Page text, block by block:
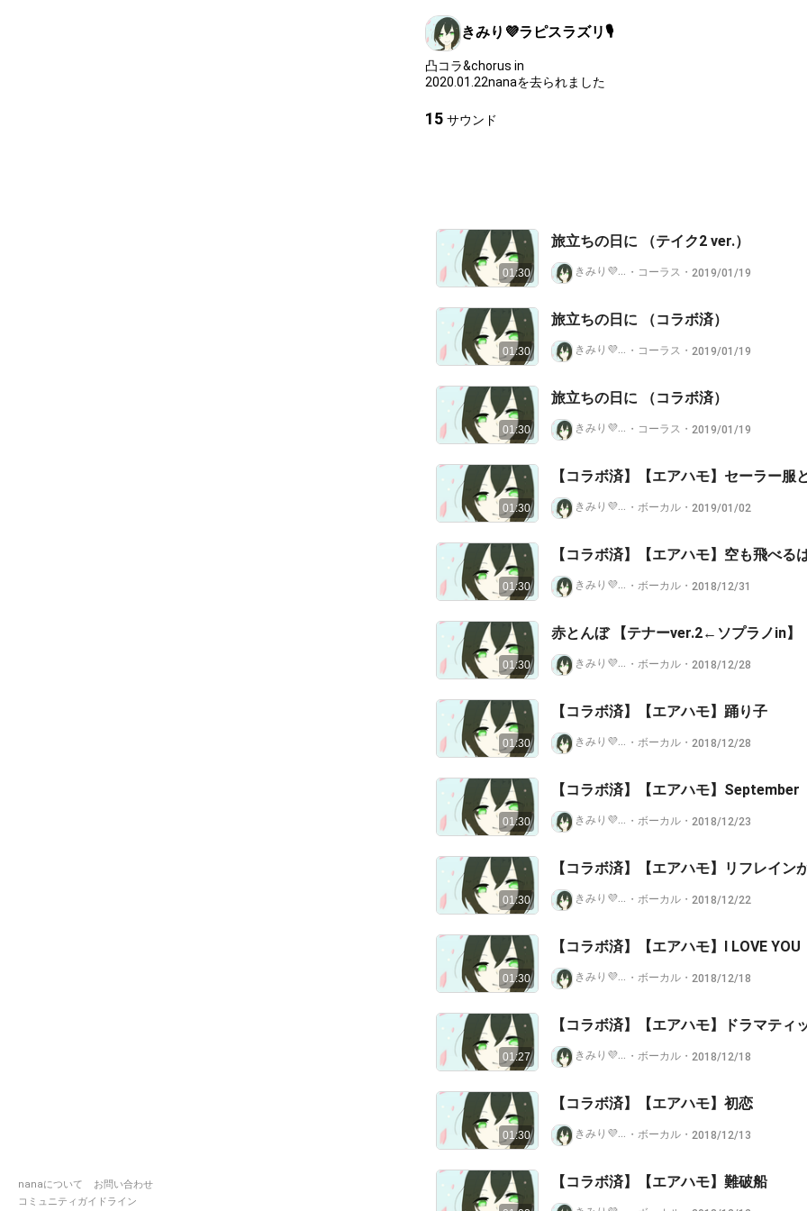
nanaについて
お問い合わせ
コミュニティガイドライン
きみり💜ラピスラズリ🎙️
凸コラ&chorus in
2020.01.22nanaを去られました
15 サウンド
01:30
旅立ちの日に （テイク2 ver.）
きみり💜ラピスラズリ🎙️
・ コーラス ・ 2019/01/19
01:30
旅立ちの日に （コラボ済）
きみり💜ラピスラズリ🎙️
・ コーラス ・ 2019/01/19
01:30
旅立ちの日に （コラボ済）
きみり💜ラピスラズリ🎙️
・ コーラス ・ 2019/01/19
01:30
【コラボ済】【エアハモ】セーラー服
きみり💜ラピスラズリ🎙️
・ ボーカル ・ 2019/01/02
01:30
【コラボ済】【エアハモ】空も飛べ
きみり💜ラピスラズリ🎙️
・ ボーカル ・ 2018/12/31
01:30
赤とんぼ 【テナーver.2←ソプラノin】
きみり💜ラピスラズリ🎙️
・ ボーカル ・ 2018/12/28
01:30
【コラボ済】【エアハモ】踊り子
きみり💜ラピスラズリ🎙️
・ ボーカル ・ 2018/12/28
01:30
【コラボ済】【エアハモ】September
きみり💜ラピスラズリ🎙️
・ ボーカル ・ 2018/12/23
01:30
【コラボ済】【エアハモ】リフレイン
きみり💜ラピスラズリ🎙️
・ ボーカル ・ 2018/12/22
01:30
【コラボ済】【エアハモ】I LOVE YOU
きみり💜ラピスラズリ🎙️
・ ボーカル ・ 2018/12/18
01:27
【コラボ済】【エアハモ】ドラマティ
きみり💜ラピスラズリ🎙️
・ ボーカル ・ 2018/12/18
01:30
【コラボ済】【エアハモ】初恋
きみり💜ラピスラズリ🎙️
・ ボーカル ・ 2018/12/13
【コラボ済】【エアハモ】難破船